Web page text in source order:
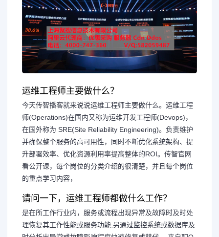
运维工程师主要做什么？
今天传智播客就来说说运维工程师主要做什么。运维工程
师(Operations)在国内又称为运维开发工程师(Devops)，
在国外称为 SRE(Site Reliability Engineering)。负责维护
并确保整个服务的高可用性，同时不断优化系统架构、提
升部署效率、优化资源利用率提高整体的ROI。传智官网
看公开课，每个岗位的分类介绍的很清楚，并且每个岗位
的重点学习内容，
请问一下，运维工程师都做什么工作？
是在所工作行业内，服务或流程出现异常及故障时及时处
理恢复其工作性能或服务功能;另通过监控系统或数据库及